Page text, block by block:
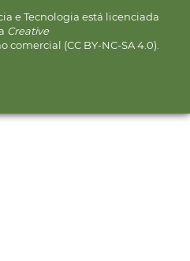
e Tecnologia está licenciada
Creative
comercial (CC BY-NC-SA 4.0).